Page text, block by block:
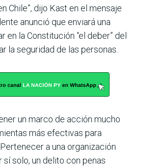
Chile”, dijo Kast en el mensaje
anunció que enviará una
en la Constitución “el deber” del
la seguridad de las personas.
un marco de acción mucho
más efectivas para
a una organización
sí solo, un delito con penas